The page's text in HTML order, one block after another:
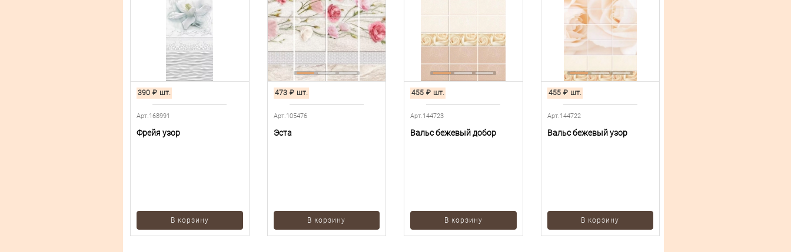
390 ₽ шт.
Арт.168991
Фрейя узор
В корзину
473 ₽ шт.
Арт.105476
Эста
В корзину
455 ₽ шт.
Арт.144723
Вальс бежевый добор
В корзину
455 ₽ шт.
Арт.144722
Вальс бежевый узор
В корзину